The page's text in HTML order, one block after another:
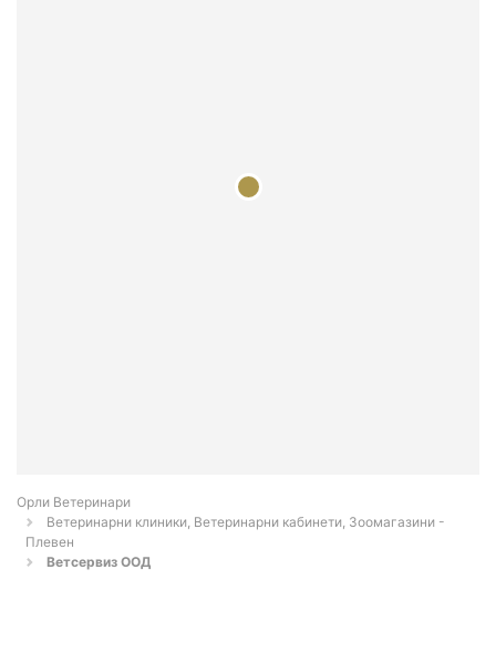
Орли Ветеринари
Ветеринарни клиники, Ветеринарни кабинети, Зоомагазини -
Плевен
Ветсервиз ООД